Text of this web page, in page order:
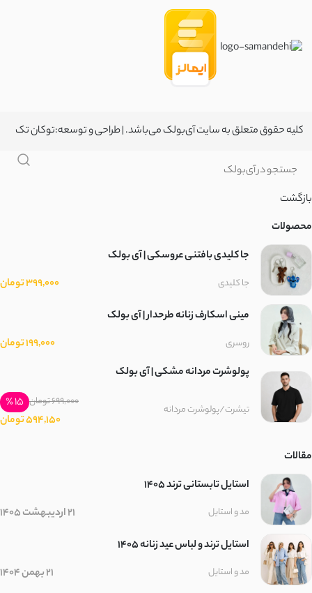
کلیه حقوق متعلق به سایت آی‌بولک می‌باشد. | طراحی و توسعه:توکان تک
بازگشت
محصولات
جا کلیدی بافتنی عروسکی | آی بولک
جا کلیدی
399,000 تومان
مینی اسکارف زنانه طرحدار | آی بولک
روسری
199,000 تومان
پولوشرت مردانه مشکی | آی بولک
تیشرت/پولوشرت مردانه
699,000 تومان
15 ٪
594,150 تومان
مقالات
استایل تابستانی ترند ۱۴۰۵
مد و استایل
21 اردیبهشت 1405
استایل ترند و لباس عید زنانه 1405
مد و استایل 21 بهمن 1404